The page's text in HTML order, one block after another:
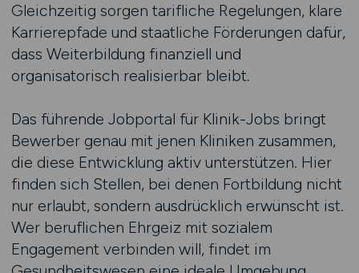
Gleichzeitig sorgen tarifliche Regelungen, klare
Karrierepfade und staatliche Förderungen dafür,
dass Weiterbildung finanziell und
organisatorisch realisierbar bleibt.
Das führende Jobportal für Klinik-Jobs bringt
Bewerber genau mit jenen Kliniken zusammen,
die diese Entwicklung aktiv unterstützen. Hier
finden sich Stellen, bei denen Fortbildung nicht
nur erlaubt, sondern ausdrücklich erwünscht ist.
Wer beruflichen Ehrgeiz mit sozialem
Engagement verbinden will, findet im